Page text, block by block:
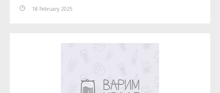
18 February 2025